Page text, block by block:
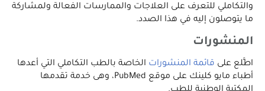
والتكاملي للتعرف على العلاجات والممارسات الفعالة ولمشاركة
ما يتوصلون إليه في هذا الصدد.
المنشورات
اطَّلع على قائمة المنشورات الخاصة بالطب التكاملي التي أعدها
أطباء مايو كلينك على موقع PubMed، وهى خدمة تقدمها